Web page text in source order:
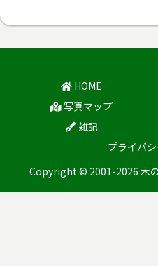
HOME
写真マップ
雑記
プライバ
Copyright © 2001-2026 木